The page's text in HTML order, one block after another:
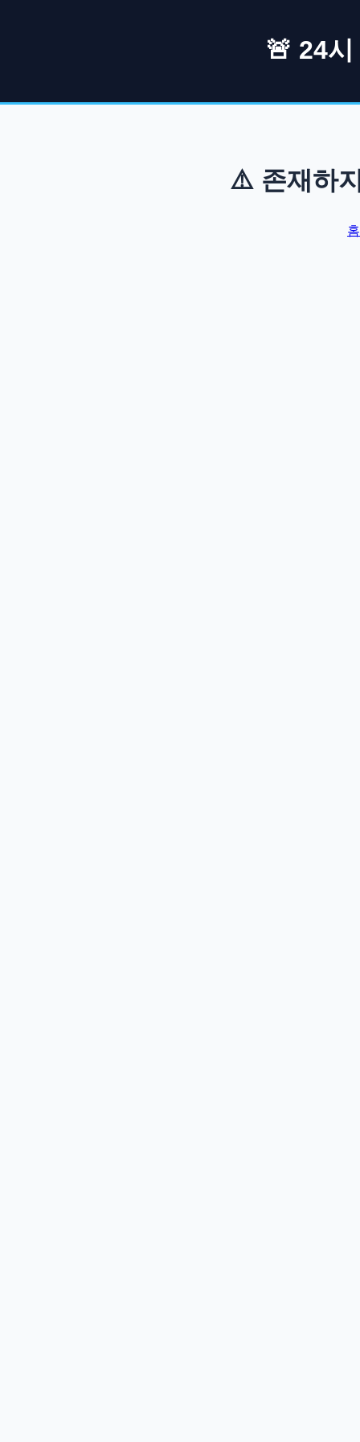
🚨 24
⚠️ 존재하